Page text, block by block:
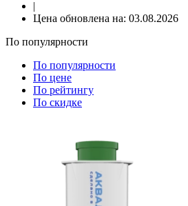
|
Цена обновлена на: 03.08.2026
По популярности
По популярности
По цене
По рейтингу
По скидке